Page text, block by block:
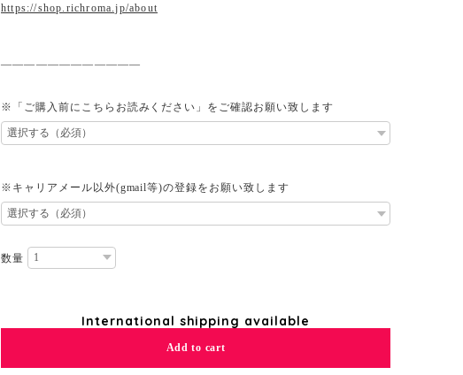
https://shop.richroma.jp/about
————————————
※「ご購入前にこちらお読みください」をご確認お願い致します
※キャリアメール以外(gmail等)の登録をお願い致します
数量
International shipping available
Add to cart